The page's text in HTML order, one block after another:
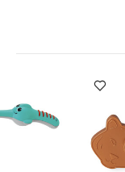
وغطاء محكم
يدويًا
300 ملل